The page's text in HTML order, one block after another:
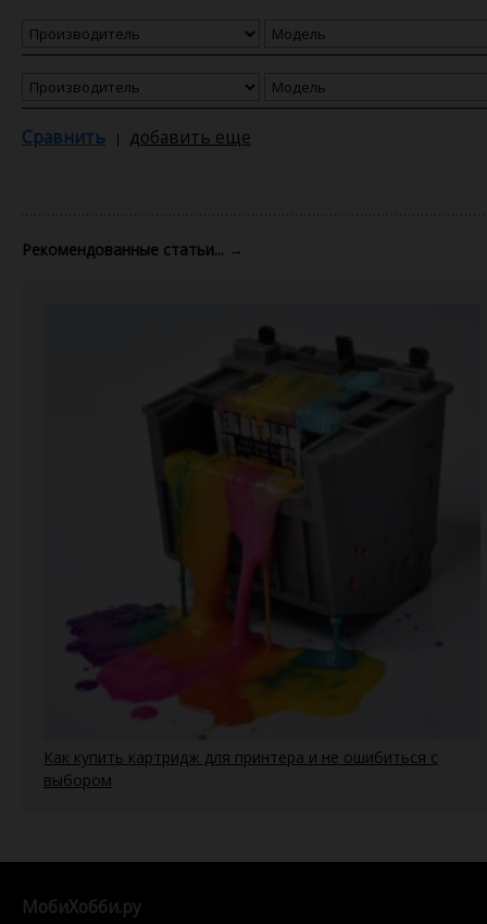
Сравнить добавить еще
Рекомендованные статьи... →
Как купить картридж для принтера и не ошибиться с
выбором
МобиХобби.ру